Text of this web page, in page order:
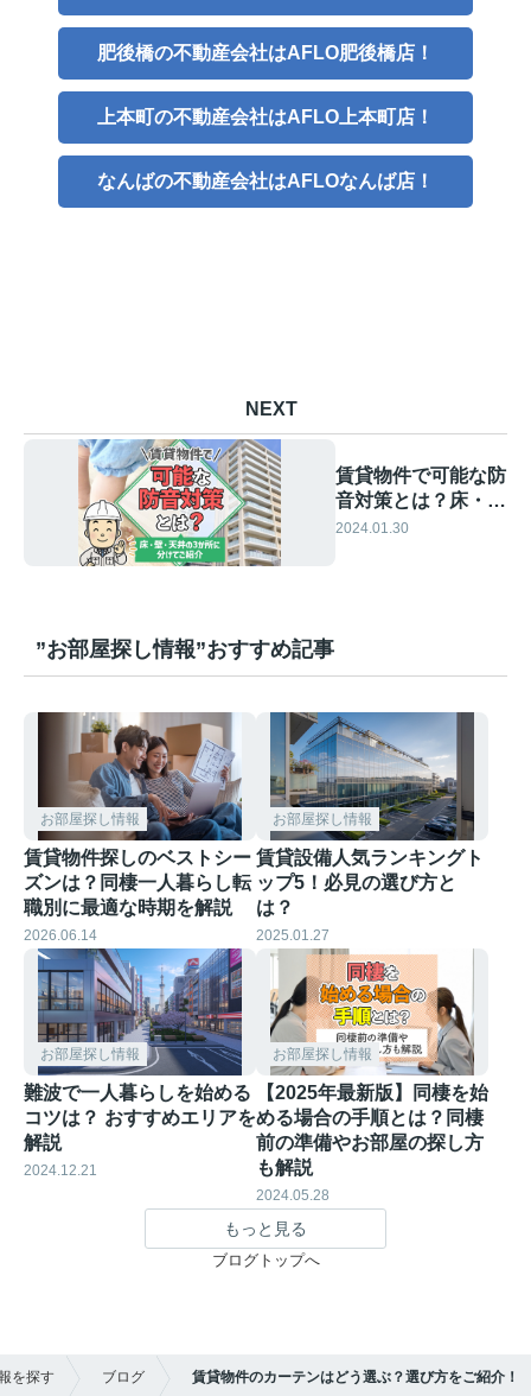
肥後橋の不動産会社はAFLO肥後橋店！
上本町の不動産会社はAFLO上本町店！
なんばの不動産会社はAFLOなんば店！
NEXT
賃貸物件で可能な防
音対策とは？床・
壁・天井の3か所に
2024.01.30
”お部屋探し情報”おすすめ記事
お部屋探し情報
賃貸物件探しのベストシー
ズンは？同棲一人暮らし転
職別に最適な時期を解説
2026.06.14
お部屋探し情報
賃貸設備人気ランキングト
ップ5！必見の選び方と
は？
2025.01.27
お部屋探し情報
難波で一人暮らしを始める
コツは？ おすすめエリアを
解説
2024.12.21
お部屋探し情報
【2025年最新版】同棲を始
める場合の手順とは？同棲
前の準備やお部屋の探し方
も解説
2024.05.28
もっと見る
ブログトップへ
を探す ブログ 賃貸物件のカーテンはどう選ぶ？選び方をご紹介！